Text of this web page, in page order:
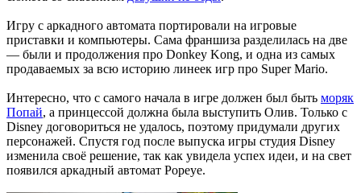
Игру с аркадного автомата портировали на игровые
приставки и компьютеры. Сама франшиза разделилась на две
— были и продолжения про Donkey Kong, и одна из самых
продаваемых за всю историю линеек игр про Super Mario.
Интересно, что с самого начала в игре должен был быть моряк
Попай, а принцессой должна была выступить Олив. Только с
Disney договориться не удалось, поэтому придумали других
персонажей. Спустя год после выпуска игры студия Disney
изменила своё решение, так как увидела успех идеи, и на свет
появился аркадный автомат Popeye.